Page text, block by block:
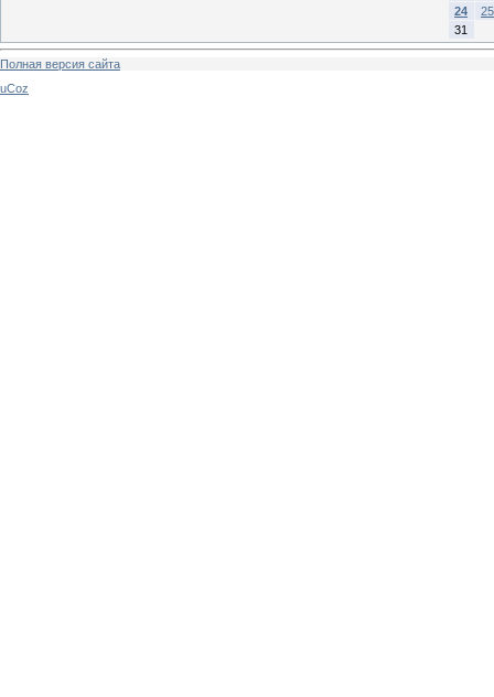
24
25
31
Полная версия сайта
uCoz